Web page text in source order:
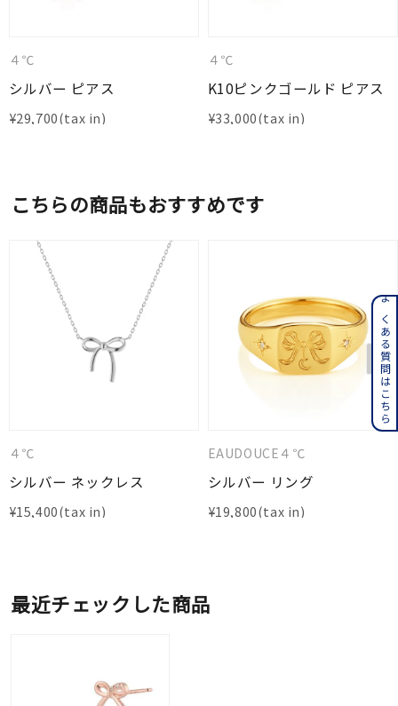
４℃
シルバー ピアス
¥29,700
４℃
K10ピンクゴールド ピアス
¥33,000
こちらの商品もおすすめです
４℃
シルバー ネックレス
¥15,400
EAUDOUCE４℃
シルバー リング
¥19,800
最近チェックした商品
よくある質問はこちら